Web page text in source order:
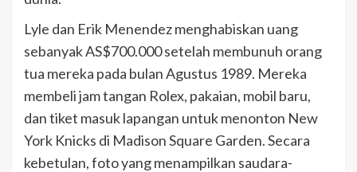
Lyle dan Erik Menendez menghabiskan uang
sebanyak AS$700.000 setelah membunuh orang
tua mereka pada bulan Agustus 1989. Mereka
membeli jam tangan Rolex, pakaian, mobil baru,
dan tiket masuk lapangan untuk menonton New
York Knicks di Madison Square Garden. Secara
kebetulan, foto yang menampilkan saudara-